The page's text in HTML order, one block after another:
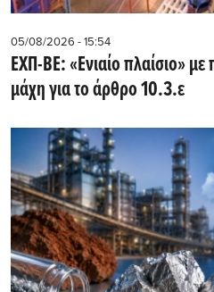
05/08/2026 - 15:54
ΕΧΠ-ΒΕ: «Ενιαίο πλαίσιο»
μάχη για το άρθρο 10.3.ε